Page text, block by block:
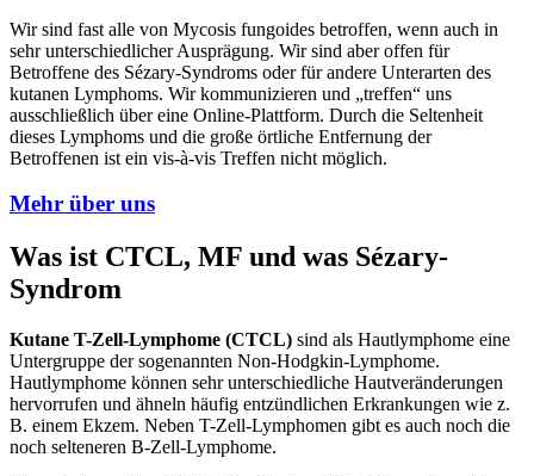
Wir sind fast alle von Mycosis fungoides betroffen, wenn auch in
sehr unterschiedlicher Ausprägung. Wir sind aber offen für
Betroffene des Sézary-Syndroms oder für andere Unterarten des
kutanen Lymphoms. Wir kommunizieren und „treffen“ uns
ausschließlich über eine Online-Plattform. Durch die Seltenheit
dieses Lymphoms und die große örtliche Entfernung der
Betroffenen ist ein vis-à-vis Treffen nicht möglich.
Mehr über uns
Was ist CTCL, MF und was Sézary-
Syndrom
Kutane T-Zell-Lymphome (CTCL) sind als Hautlymphome eine
Untergruppe der sogenannten Non-Hodgkin-Lymphome.
Hautlymphome können sehr unterschiedliche Hautveränderungen
hervorrufen und ähneln häufig entzündlichen Erkrankungen wie z.
B. einem Ekzem. Neben T-Zell-Lymphomen gibt es auch noch die
noch selteneren B-Zell-Lymphome.